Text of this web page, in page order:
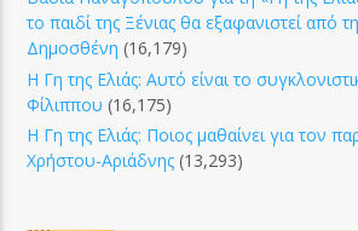
το παιδί της Ξένιας θα εξαφανιστεί από
Δημοσθένη (16,179)
Η Γη της Ελιάς: Αυτό είναι το
Φίλιππου (16,175)
Η Γη της Ελιάς: Ποιος μαθαίνει για τον
Χρήστου-Αριάδνης (13,293)